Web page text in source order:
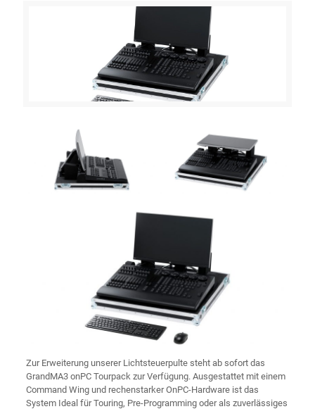
Zur Erweiterung unserer Lichtsteuerpulte steht ab sofort das
GrandMA3 onPC Tourpack zur Verfügung. Ausgestattet mit einem
Command Wing und rechenstarker OnPC-Hardware ist das
System Ideal für Touring, Pre-Programming oder als zuverlässiges